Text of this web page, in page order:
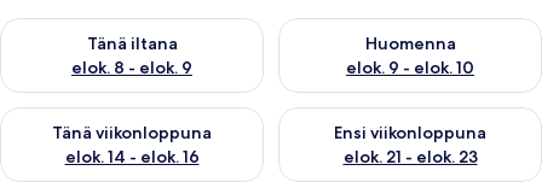
Tänä iltana
elok. 8 - elok. 9
Tarkista tämän illan saatavuus elok. 8 - elok. 9
Huomenna
elok. 9 - elok. 10
Tarkista huomisen saatavuus
Tänä viikonloppuna
elok. 14 - elok. 16
Tarkista tämän viikonlopun saatavuus elok. 14 - elok. 16
Ensi viikonloppuna
elok. 21 - elok. 23
Tarkista ensi viikonlopun